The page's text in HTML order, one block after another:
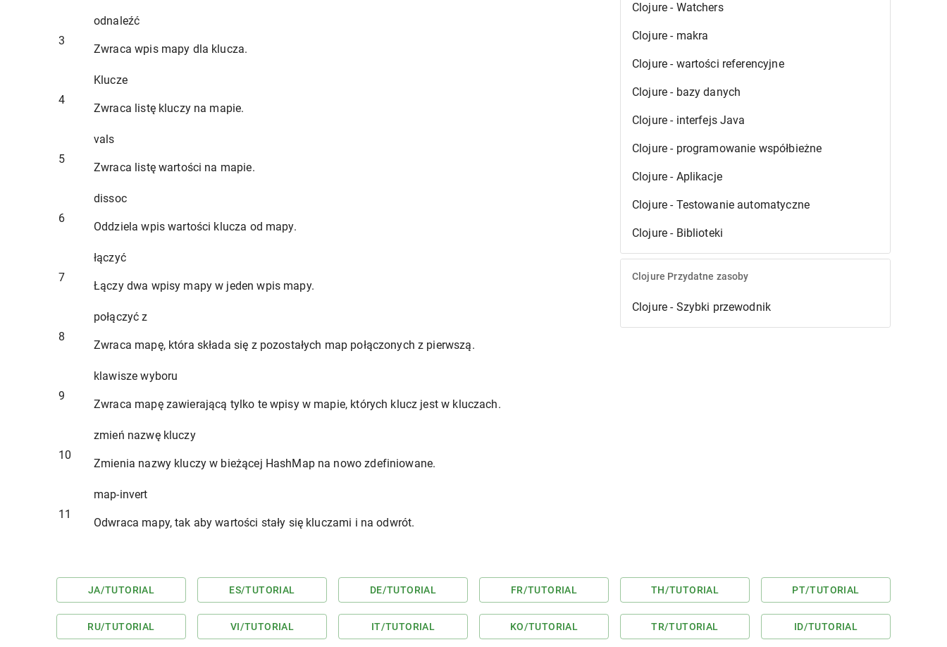
3
odnaleźć
Zwraca wpis mapy dla klucza.
4
Klucze
Zwraca listę kluczy na mapie.
5
vals
Zwraca listę wartości na mapie.
6
dissoc
Oddziela wpis wartości klucza od mapy.
7
łączyć
Łączy dwa wpisy mapy w jeden wpis mapy.
8
połączyć z
Zwraca mapę, która składa się z pozostałych map połączonych z pierwszą.
9
klawisze wyboru
Zwraca mapę zawierającą tylko te wpisy w mapie, których klucz jest w kluczach.
10
zmień nazwę kluczy
Zmienia nazwy kluczy w bieżącej HashMap na nowo zdefiniowane.
11
map-invert
Odwraca mapy, tak aby wartości stały się kluczami i na odwrót.
Clojure - Watchers
Clojure - makra
Clojure - wartości referencyjne
Clojure - bazy danych
Clojure - interfejs Java
Clojure - programowanie współbieżne
Clojure - Aplikacje
Clojure - Testowanie automatyczne
Clojure - Biblioteki
Clojure Przydatne zasoby
Clojure - Szybki przewodnik
JA/TUTORIAL ES/TUTORIAL DE/TUTORIAL FR/TUTORIAL TH/TUTORIAL PT/TUTORIAL
RU/TUTORIAL VI/TUTORIAL IT/TUTORIAL KO/TUTORIAL TR/TUTORIAL ID/TUTORIAL